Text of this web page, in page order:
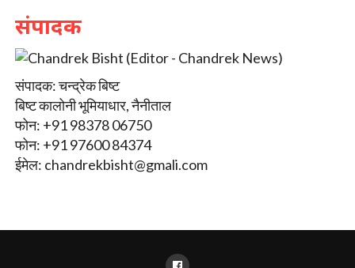
संपादक
संपादक: चन्द्रेक बिष्ट
बिष्ट कालोनी भूमियाधार, नैनीताल
फोन: +91 98378 06750
फोन: +91 97600 84374
ईमेल: chandrekbisht@gmali.com